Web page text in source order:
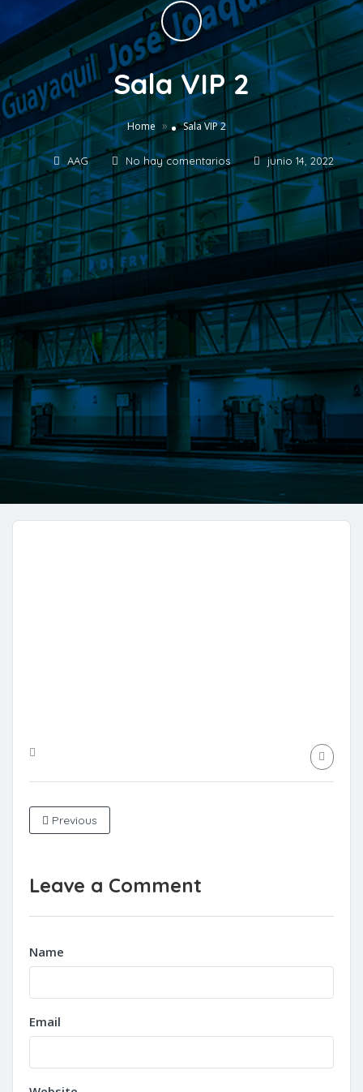
Sala VIP 2
Home » Sala VIP 2
AAG No hay comentarios junio 14, 2022
Previous
Leave a Comment
Name
Email